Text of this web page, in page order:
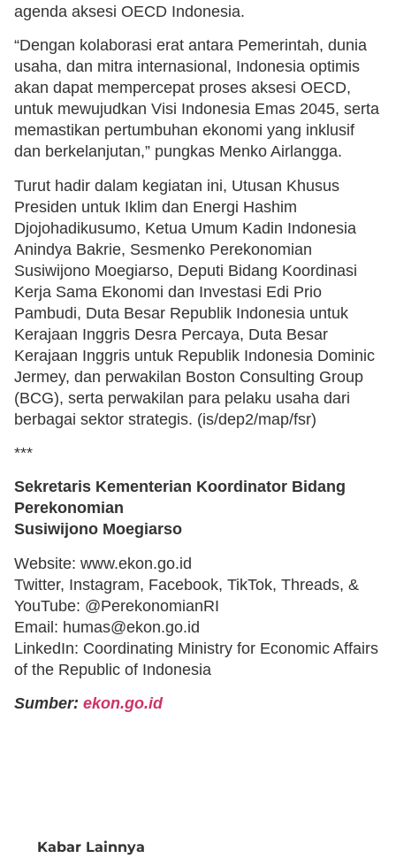
agenda aksesi OECD Indonesia.
“Dengan kolaborasi erat antara Pemerintah, dunia
usaha, dan mitra internasional, Indonesia optimis
akan dapat mempercepat proses aksesi OECD,
untuk mewujudkan Visi Indonesia Emas 2045, serta
memastikan pertumbuhan ekonomi yang inklusif
dan berkelanjutan,” pungkas Menko Airlangga.
Turut hadir dalam kegiatan ini, Utusan Khusus
Presiden untuk Iklim dan Energi Hashim
Djojohadikusumo, Ketua Umum Kadin Indonesia
Anindya Bakrie, Sesmenko Perekonomian
Susiwijono Moegiarso, Deputi Bidang Koordinasi
Kerja Sama Ekonomi dan Investasi Edi Prio
Pambudi, Duta Besar Republik Indonesia untuk
Kerajaan Inggris Desra Percaya, Duta Besar
Kerajaan Inggris untuk Republik Indonesia Dominic
Jermey, dan perwakilan Boston Consulting Group
(BCG), serta perwakilan para pelaku usaha dari
berbagai sektor strategis. (is/dep2/map/fsr)
***
Sekretaris Kementerian Koordinator Bidang
Perekonomian
Susiwijono Moegiarso
Website: www.ekon.go.id
Twitter, Instagram, Facebook, TikTok, Threads, &
YouTube: @PerekonomianRI
Email: humas@ekon.go.id
LinkedIn: Coordinating Ministry for Economic Affairs
of the Republic of Indonesia
Sumber: ekon.go.id
Kabar Lainnya